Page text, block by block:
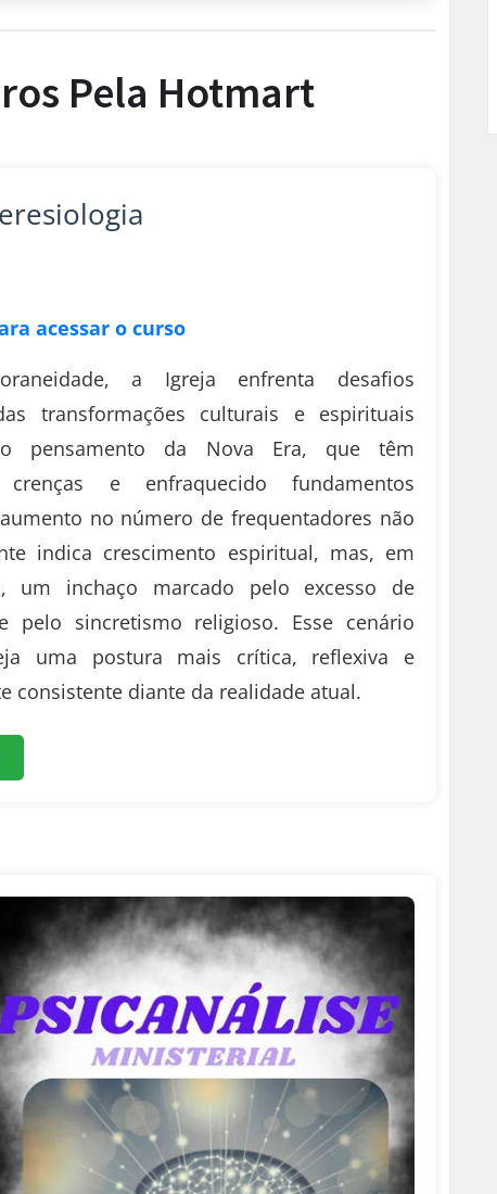
Pela Hotmart
acessar o curso
a Igreja enfrenta desafios
transformações culturais e espirituais
pensamento da Nova Era, que têm
crenças e enfraquecido fundamentos
no número de frequentadores não
indica crescimento espiritual, mas, em
um inchaço marcado pelo excesso de
pelo sincretismo religioso. Esse cenário
uma postura mais crítica, reflexiva e
consistente diante da realidade atual.